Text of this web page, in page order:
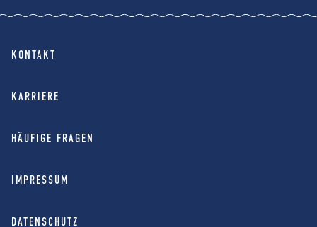
KONTAKT
KARRIERE
HÄUFIGE FRAGEN
IMPRESSUM
DATENSCHUTZ